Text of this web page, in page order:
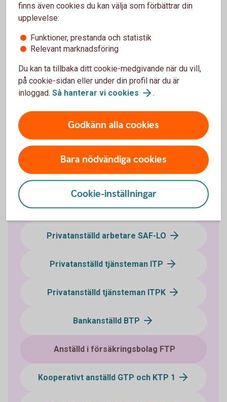
Gör ditt pensionsval
Läs mer om tjänstepension i försäkringsbranschen
och gör ditt val.
Vilket avtalsområde tillhör du?
Så placeras din tjänstepension
Privatanställd arbetare SAF-LO
Privatanställd tjänsteman ITP
Privatanställd tjänsteman ITPK
Bankanställd BTP
Anställd i försäkringsbolag FTP
Kooperativt anställd GTP och KTP 1
finns även cookies du kan välja som förbättrar din
upplevelse:
Funktioner, prestanda och statistik
Relevant marknadsföring
Du kan ta tillbaka ditt cookie-medgivande när du vill,
på cookie-sidan eller under din profil när du är
inloggad. Så hanterar vi cookies .
Godkänn alla cookies
Bara nödvändiga cookies
Cookie-inställningar